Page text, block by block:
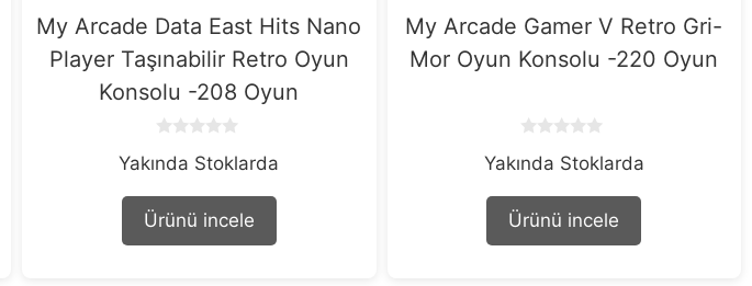
My Arcade Data East Hits Nano
Player Taşınabilir Retro Oyun
Konsolu -208 Oyun
o
t
f
Yakında Stoklarda
Ürünü incele
My Arcade Gamer V Retro Gri-
Mor Oyun Konsolu -220 Oyun
o
t
f
Yakında Stoklarda
Ürünü incele